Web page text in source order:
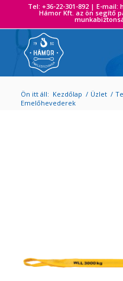
Tel: +36-22-301-892 |
Hámor Kft. az ön segítő
Ön itt áll: Kezdőlap / Üzlet /
Emelőhevederek